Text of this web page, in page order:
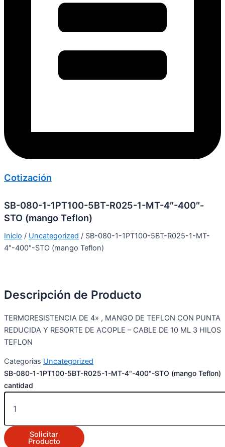
Cotización
SB-080-1-1PT100-5BT-R025-1-MT-4″-400″-
STO (mango Teflon)
Inicio / Uncategorized / SB-080-1-1PT100-5BT-R025-1-MT-
4″-400″-STO (mango Teflon)
Descripción de Producto
TERMORESISTENCIA DE 4» , MANGO DE TEFLON CON PUNTA
REDUCIDA Y RESORTE DE ACOPLE – CABLE DE 10 ML 3 HILOS
TEFLON
Categorias Uncategorized
SB-080-1-1PT100-5BT-R025-1-MT-4"-400"-STO (mango Teflon)
cantidad
Solicitar
Producto